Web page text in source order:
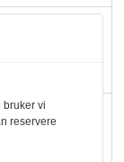
melk
bruker vi
reservere